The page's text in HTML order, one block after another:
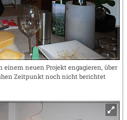
einem neuen Projekt engagieren, über
Zeitpunkt noch nicht berichtet